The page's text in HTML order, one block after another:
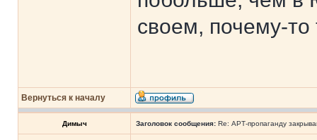
своем, почему-то
Вернуться к началу
Димыч Заголовок сообщения: Re: АРТ-пропаганду